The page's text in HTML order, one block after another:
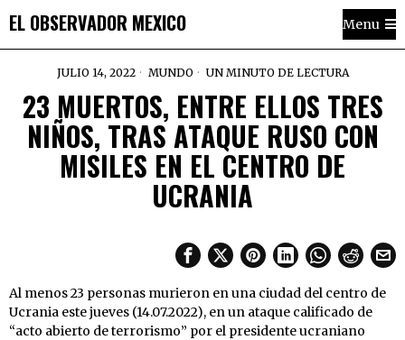
EL OBSERVADOR MEXICO Menu
JULIO 14, 2022 MUNDO UN MINUTO DE LECTURA
23 MUERTOS, ENTRE ELLOS TRES
NIÑOS, TRAS ATAQUE RUSO CON
MISILES EN EL CENTRO DE
UCRANIA
Al menos 23 personas murieron en una ciudad del centro de
Ucrania este jueves (14.07.2022), en un ataque calificado de
“acto abierto de terrorismo” por el presidente ucraniano